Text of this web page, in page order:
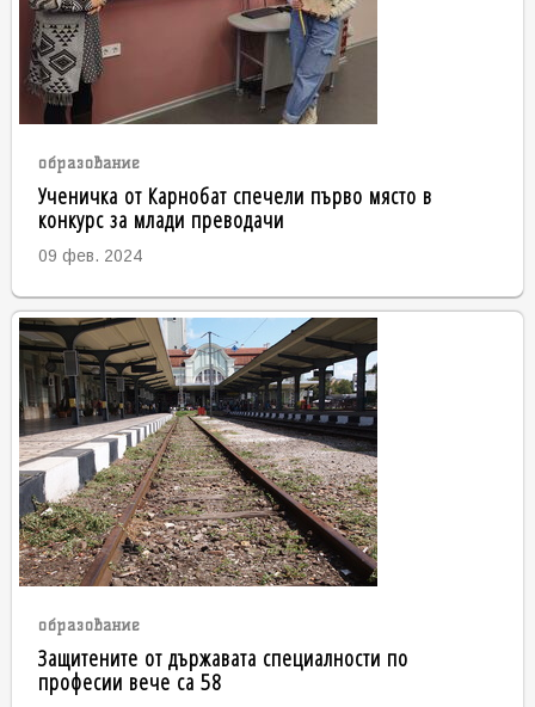
образование
Ученичка от Карнобат спечели първо място в
конкурс за млади преводачи
09 фев. 2024
образование
Защитените от държавата специалности по
професии вече са 58